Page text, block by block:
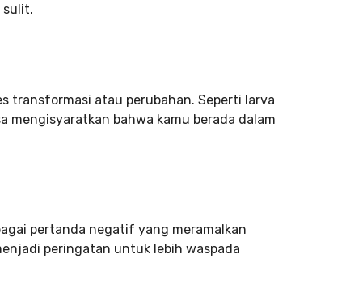
sulit.
transformasi atau perubahan. Seperti larva
mengisyaratkan bahwa kamu berada dalam
pertanda negatif yang meramalkan
peringatan untuk lebih waspada